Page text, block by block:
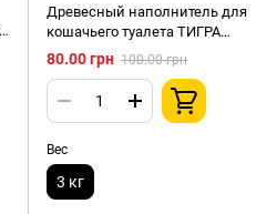
Древесный наполнитель для
кошачьего туалета ТИГРА
темные гранулы 6мм 3кг
80.00 грн 100.00 грн
Вес
3 кг